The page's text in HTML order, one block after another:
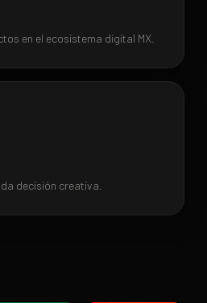
en el ecosistema digital MX.
decisión creativa.